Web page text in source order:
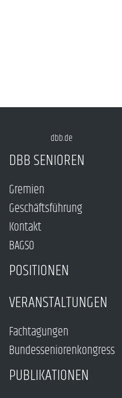
dbb.de
DBB SENIOREN
Gremien
Geschäftsführung
Kontakt
BAGSO
POSITIONEN
VERANSTALTUNGEN
Fachtagungen
Bundesseniorenkongress
PUBLIKATIONEN